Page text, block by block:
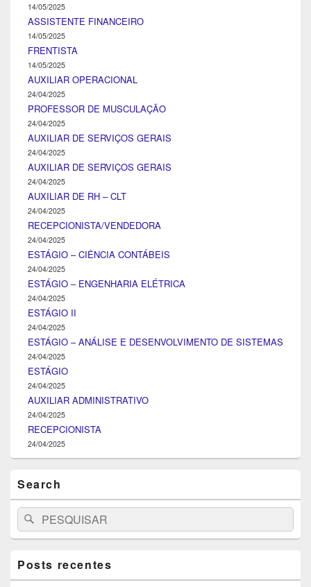
14/05/2025
ASSISTENTE FINANCEIRO
14/05/2025
FRENTISTA
14/05/2025
AUXILIAR OPERACIONAL
24/04/2025
PROFESSOR DE MUSCULAÇÃO
24/04/2025
AUXILIAR DE SERVIÇOS GERAIS
24/04/2025
AUXILIAR DE SERVIÇOS GERAIS
24/04/2025
AUXILIAR DE RH – CLT
24/04/2025
RECEPCIONISTA/VENDEDORA
24/04/2025
ESTÁGIO – CIÊNCIA CONTÁBEIS
24/04/2025
ESTÁGIO – ENGENHARIA ELÉTRICA
24/04/2025
ESTÁGIO II
24/04/2025
ESTÁGIO – ANÁLISE E DESENVOLVIMENTO DE SISTEMAS
24/04/2025
ESTÁGIO
24/04/2025
AUXILIAR ADMINISTRATIVO
24/04/2025
RECEPCIONISTA
24/04/2025
Search
Search
for:
Pesquisar
Posts recentes